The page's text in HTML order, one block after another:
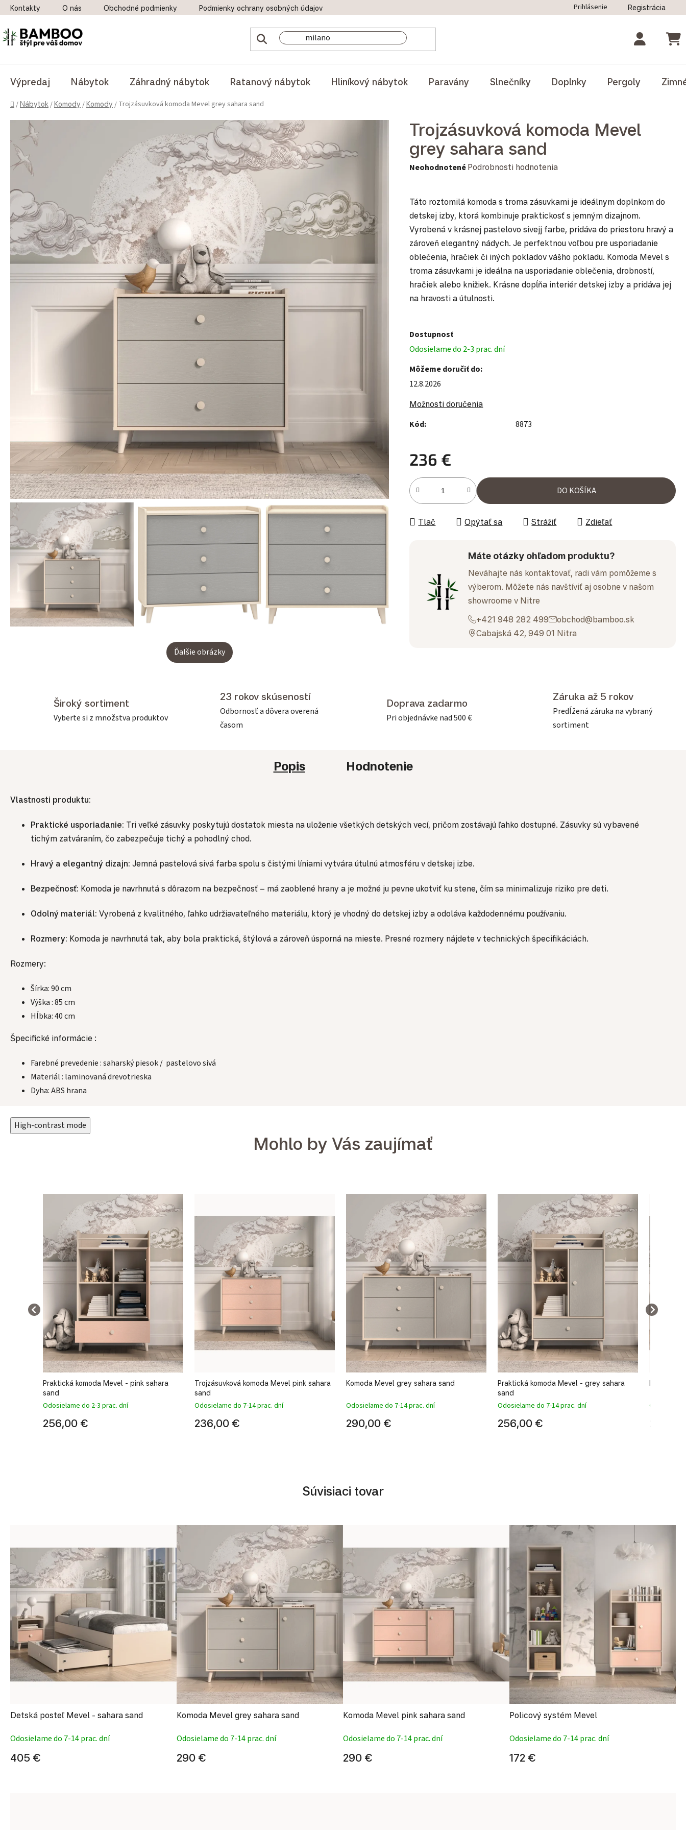
Prejsť na obsah
Kontakty O nás Obchodné podmienky Podmienky ochrany osobných údajov Odstúpenie od zmluvy
Prihlásenie Registrácia
Výpredaj Nábytok Záhradný nábytok Ratanový nábytok Hliníkový nábytok Paravány Slnečníky Doplnky Pergoly
Domov
/Nábytok /Komody /Komody / Trojzásuvková komoda Mevel grey sahara sand
Trojzásuvková komoda Mevel
grey sahara sand
Priemerné hodnotenie produktu je 0,0 z 5 hviezdičiek.
Neohodnotené Podrobnosti hodnotenia
Táto roztomilá komoda s troma zásuvkami je ideálnym doplnkom do
detskej izby, ktorá kombinuje praktickosť s jemným dizajnom.
Vyrobená v krásnej pastelovo sivejj farbe, pridáva do priestoru hravý a
zároveň elegantný nádych. Je perfektnou voľbou pre usporiadanie
oblečenia, hračiek či iných pokladov vášho pokladu. Komoda Mevel s
troma zásuvkami je ideálna na usporiadanie oblečenia, drobností,
hračiek alebo knižiek. Krásne dopĺňa interiér detskej izby a pridáva jej
na hravosti a útulnosti.
Dostupnosť
Odosielame do 2-3 prac. dní
Môžeme doručiť do:
12.8.2026
Možnosti doručenia
Kód: 8873
236 €
Jednotková cena:
DO KOŠÍKA
Tlač Opýtať sa Strážiť Zdieľať
Máte otázky ohľadom produktu?
Neváhajte nás kontaktovať, radi vám pomôžeme s
výberom. Môžete nás navštíviť aj osobne v našom
showroome v Nitre
+421 948 282 499
obchod@bamboo.sk
Cabajská 42, 949 01 Nitra
Ďalšie obrázky
Široký sortiment
Vyberte si z množstva produktov
23 rokov skúseností
Odbornosť a dôvera overená
časom
Doprava zadarmo
Pri objednávke nad 500 €
Záruka až 5 rokov
Predĺžená záruka na vybraný
sortiment
Popis Hodnotenie
Vlastnosti produktu:
Praktické usporiadanie: Tri veľké zásuvky poskytujú dostatok miesta na uloženie všetkých detských vecí, pričom zostávajú ľahko dostupné. Zásuvky sú vybavené
tichým zatváraním, čo zabezpečuje tichý a pohodlný chod.
Hravý a elegantný dizajn: Jemná pastelová sivá farba spolu s čistými líniami vytvára útulnú atmosféru v detskej izbe.
Bezpečnosť: Komoda je navrhnutá s dôrazom na bezpečnosť – má zaoblené hrany a je možné ju pevne ukotviť ku stene, čím sa minimalizuje riziko pre deti.
Odolný materiál: Vyrobená z kvalitného, ľahko udržiavateľného materiálu, ktorý je vhodný do detskej izby a odoláva každodennému používaniu.
Rozmery: Komoda je navrhnutá tak, aby bola praktická, štýlová a zároveň úsporná na mieste. Presné rozmery nájdete v technických špecifikáciách.
Rozmery:
Šírka: 90 cm
Výška : 85 cm
Hĺbka: 40 cm
Špecifické informácie :
Farebné prevedenie : saharský piesok / pastelovo sivá
Materiál : laminovaná drevotrieska
Dyha: ABS hrana
High-contrast mode
Mohlo by Vás zaujímať
Praktická komoda Mevel - pink sahara
sand
Odosielame do 2-3 prac. dní
256,00 €
Trojzásuvková komoda Mevel pink sahara
sand
Odosielame do 7-14 prac. dní
236,00 €
Komoda Mevel grey sahara sand
Odosielame do 7-14 prac. dní
290,00 €
Praktická komoda Mevel - grey sahara
sand
Odosielame do 7-14 prac. dní
256,00 €
Komoda
Súvisiaci tovar
Detská posteľ Mevel - sahara sand
Odosielame do 7-14 prac. dní
405 €
Komoda Mevel grey sahara sand
Odosielame do 7-14 prac. dní
290 €
Komoda Mevel pink sahara sand
Odosielame do 7-14 prac. dní
290 €
Policový systém Mevel
Odosielame do 7-14 prac. dní
172 €